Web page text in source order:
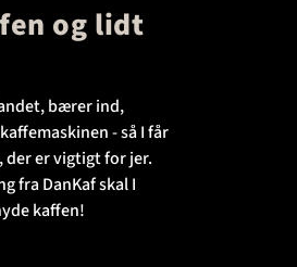
og lidt
bærer ind,
- så I får
er vigtigt for jer.
fra DanKaf skal I
kaffen!